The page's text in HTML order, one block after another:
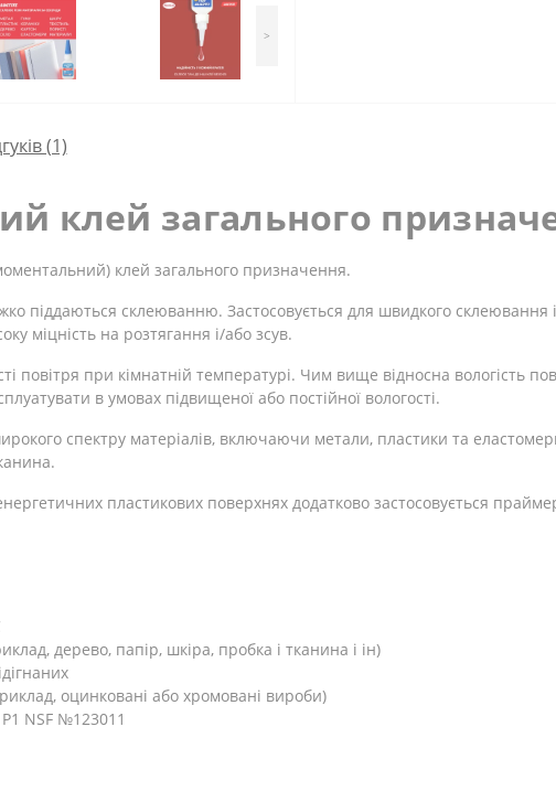
>
(1)
клей загального
клей загального призначення.
піддаються склеюванню. Застосовується для швидкого склеювання
міцність на розтягання і/або зсув.
повітря при кімнатній температурі. Чим вище відносна вологість
в умовах підвищеної або постійної вологості.
спектру матеріалів, включаючи метали, пластики та
пластикових поверхнях додатково застосовується
дерево, папір, шкіра, пробка і тканина і ін)
оцинковані або хромовані вироби)
NSF №123011